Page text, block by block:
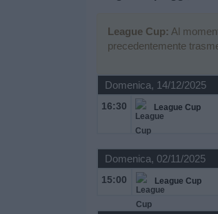
League Cup: Al
precedentemente
Domenica, 14/12/2025
16:30 League Cup
Domenica, 02/11/2025
15:00 League Cup